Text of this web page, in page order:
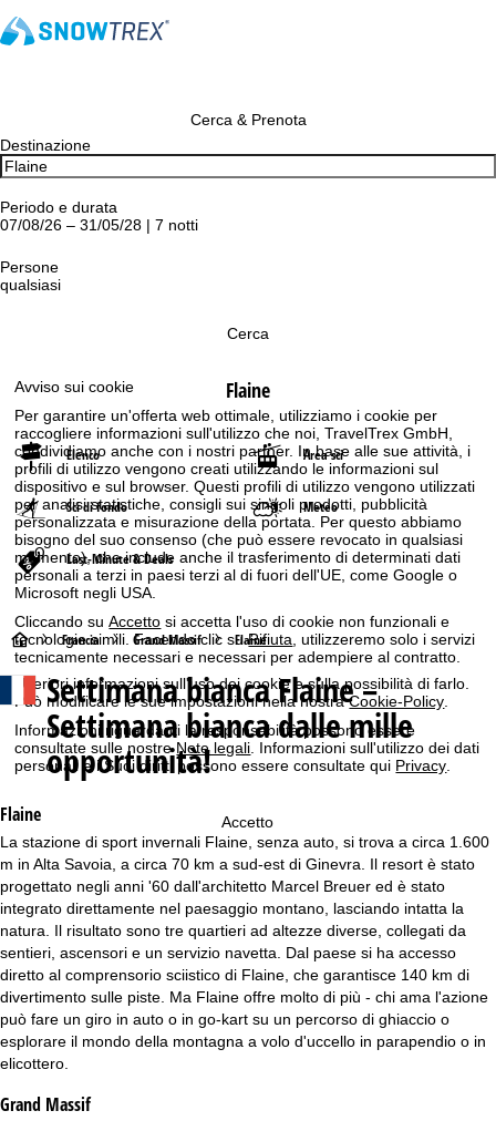
Avviso sui cookie
Per garantire un'offerta web ottimale, utilizziamo i cookie per
raccogliere informazioni sull'utilizzo che noi, TravelTrex GmbH,
condividiamo anche con i nostri partner. In base alle sue attività, i
profili di utilizzo vengono creati utilizzando le informazioni sul
dispositivo e sul browser. Questi profili di utilizzo vengono utilizzati
per analisi statistiche, consigli sui singoli prodotti, pubblicità
personalizzata e misurazione della portata. Per questo abbiamo
bisogno del suo consenso (che può essere revocato in qualsiasi
momento), che include anche il trasferimento di determinati dati
personali a terzi in paesi terzi al di fuori dell'UE, come Google o
Microsoft negli USA.
Cliccando suAccetto si accetta l'uso di cookie non funzionali e
tecnologie simili. Facendo clic suRifiuta , utilizzeremo solo i servizi
tecnicamente necessari e necessari per adempiere al contratto.
Ulteriori informazioni sull'uso dei cookie e sulla possibilità di farlo.
Può modificare le sue impostazioni nella nostraCookie-Policy
Informazioni riguardanti la responsabilità possono essere
consultate sulle nostreNote legali . Informazioni sull'utilizzo dei dati
personali e i Suoi diritti possono essere consultate qui Privacy
Accetto
Cerca & Prenota
Destinazione
Periodo e durata
07/08/26 – 31/05/28 | 7 notti
Persone
qualsiasi
Cerca
Flaine
Elenco Area sci
Sci di fondo Meteo
Last-Minute & Deals
H
o
m
e
p
a
g
e
Francia Grand Massif Flaine
Settimana biancaFlaine –
Settimana bianca dalle mille
opportunità!
Flaine
La stazione di sport invernali Flaine, senza auto, si trova a circa 1.600
m in Alta Savoia, a circa 70 km a sud-est di Ginevra. Il resort è stato
progettato negli anni '60 dall'architetto Marcel Breuer ed è stato
integrato direttamente nel paesaggio montano, lasciando intatta la
natura. Il risultato sono tre quartieri ad altezze diverse, collegati da
sentieri, ascensori e un servizio navetta. Dal paese si ha accesso
diretto al comprensorio sciistico di Flaine, che garantisce 140 km di
divertimento sulle piste. Ma Flaine offre molto di più - chi ama l'azione
può fare un giro in auto o in go-kart su un percorso di ghiaccio o
esplorare il mondo della montagna a volo d'uccello in parapendio o in
elicottero.
Grand Massif